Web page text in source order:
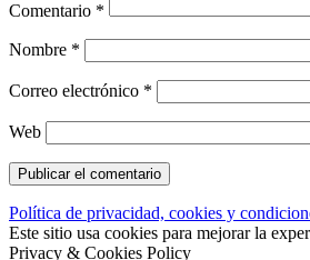
Comentario *
Nombre *
Correo electrónico *
Web
Política de privacidad, cookies y
Este sitio usa cookies para mejorar la
Privacy & Cookies Policy